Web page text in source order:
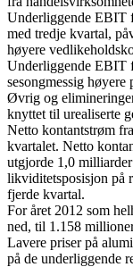
Underliggende EBIT
med tredje kvartal,
høyere
Underliggende EBIT
sesongmessig
Øvrig og
knyttet til urealiserte
Netto kontantstrøm
kvartalet. Netto
utgjorde 1,0
likviditetsposisjon på
fjerde kvartal.
For året 2012 som
ned, til 1.158
Lavere priser på
på de underliggende